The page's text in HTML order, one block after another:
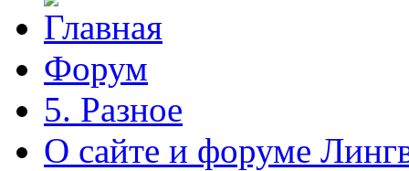
Форум
5. Разное
О сайте и форуме